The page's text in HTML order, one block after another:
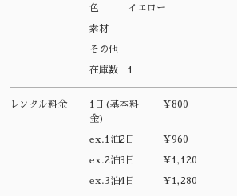
色 イエロー
素材
その他
在庫数 1
レンタル料金
1日(基本料
金)
¥800
ex.1泊2日 ¥960
ex.2泊3日 ¥1,120
ex.3泊4日 ¥1,280